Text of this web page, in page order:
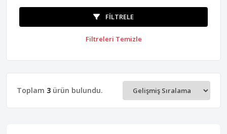
FILTRELE
Filtreleri Temizle
Toplam 3 ürün bulundu.